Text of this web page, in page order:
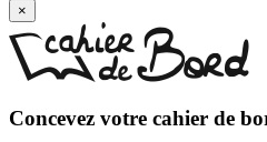
×
Concevez votre cahier de